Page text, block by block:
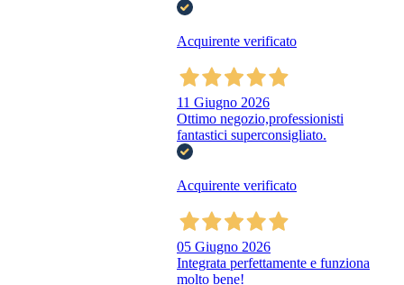
Acquirente verificato
11 Giugno 2026
Ottimo negozio,professionisti
fantastici superconsigliato.
Acquirente verificato
05 Giugno 2026
Integrata perfettamente e funziona
molto bene!